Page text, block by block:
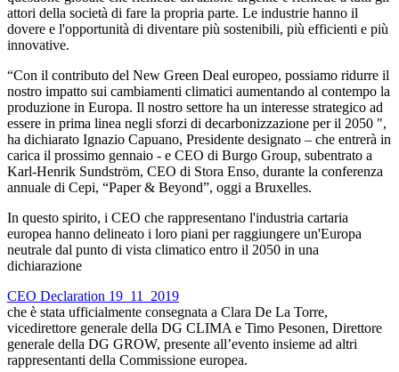
attori della società di fare la propria parte. Le industrie hanno il
dovere e l'opportunità di diventare più sostenibili, più efficienti e più
innovative.
“Con il contributo del New Green Deal europeo, possiamo ridurre il
nostro impatto sui cambiamenti climatici aumentando al contempo la
produzione in Europa. Il nostro settore ha un interesse strategico ad
essere in prima linea negli sforzi di decarbonizzazione per il 2050 ",
ha dichiarato Ignazio Capuano, Presidente designato – che entrerà in
carica il prossimo gennaio - e CEO di Burgo Group, subentrato a
Karl-Henrik Sundström, CEO di Stora Enso, durante la conferenza
annuale di Cepi, “Paper & Beyond”, oggi a Bruxelles.
In questo spirito, i CEO che rappresentano l'industria cartaria
europea hanno delineato i loro piani per raggiungere un'Europa
neutrale dal punto di vista climatico entro il 2050 in una
dichiarazione
CEO Declaration 19_11_2019
che è stata ufficialmente consegnata a Clara De La Torre,
vicedirettore generale della DG CLIMA e Timo Pesonen, Direttore
generale della DG GROW, presente all’evento insieme ad altri
rappresentanti della Commissione europea.